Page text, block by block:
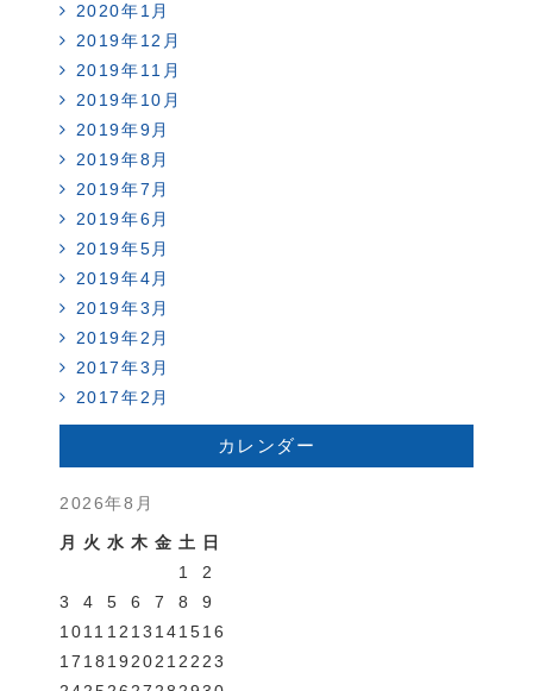
2020年1月
2019年12月
2019年11月
2019年10月
2019年9月
2019年8月
2019年7月
2019年6月
2019年5月
2019年4月
2019年3月
2019年2月
2017年3月
2017年2月
カレンダー
2026年8月
月 火 水 木 金 土
日
1
2
3
4 5 6 7 8
9
1011 12 13 141516
17 18 19 2021 22 23